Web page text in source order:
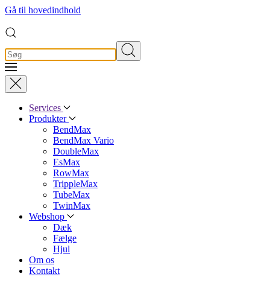
Gå til hovedindhold
Services
Produkter
BendMax
BendMax Vario
DoubleMax
EsMax
RowMax
TrippleMax
TubeMax
TwinMax
Webshop
Dæk
Fælge
Hjul
Om os
Kontakt